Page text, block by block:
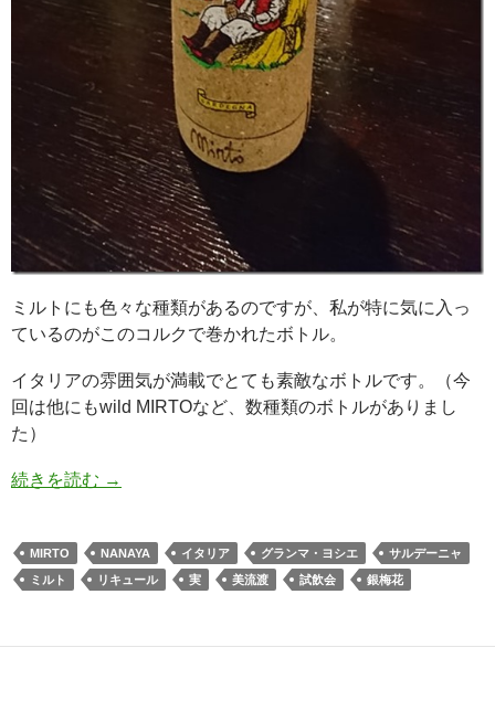
ミルトにも色々な種類があるのですが、私が特に気に入っ
ているのがこのコルクで巻かれたボトル。
イタリアの雰囲気が満載でとても素敵なボトルです。（今
回は他にもwild MIRTOなど、数種類のボトルがありまし
た）
続きを読む →
MIRTO NANAYA イタリア グランマ・ヨシエ
サルデーニャ
ミルト
リキュール 実 美流渡 試飲会 銀梅花